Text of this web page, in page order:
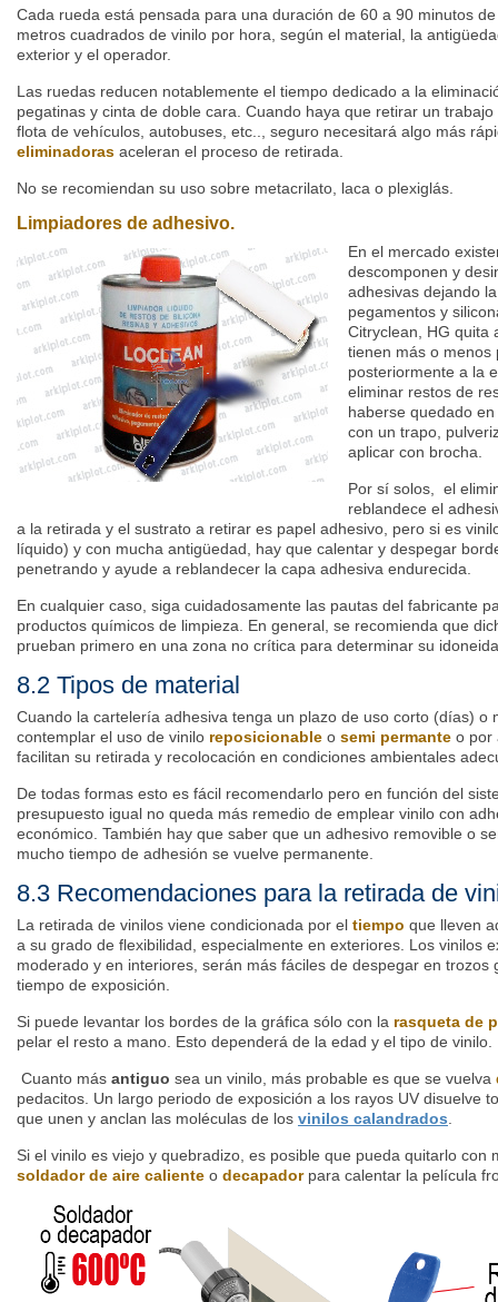
Cada rueda está pensada para una duración de 60 a 90 minutos
metros cuadrados de vinilo por hora, según el material, la
exterior y el operador.
Las ruedas reducen notablemente el tiempo dedicado a la
pegatinas y cinta de doble cara. Cuando haya que retirar un
flota de vehículos, autobuses, etc.., seguro necesitará algo más
eliminadoras aceleran el proceso de retirada.
No se recomiendan su uso sobre metacrilato, laca o plexiglás.
Limpiadores de adhesivo.
En el mercado
descomponen y
adhesivas dejando
pegamentos y
Citryclean, HG quita
tienen más o menos
posteriormente a la
eliminar restos de
haberse quedado
con un trapo,
aplicar con brocha.
Por sí solos, el
reblandece el
a la retirada y el sustrato a retirar es papel adhesivo, pero si es
líquido) y con mucha antigüedad, hay que calentar y despegar
penetrando y ayude a reblandecer la capa adhesiva endurecida.
En cualquier caso, siga cuidadosamente las pautas del fabricante
productos químicos de limpieza. En general, se recomienda que
prueban primero en una zona no crítica para determinar su
8.2 Tipos de material
Cuando la cartelería adhesiva tenga un plazo de uso corto (días) o
contemplar el uso de vinilo reposicionable o semi permante o por
facilitan su retirada y recolocación en condiciones ambientales
De todas formas esto es fácil recomendarlo pero en función del
presupuesto igual no queda más remedio de emplear vinilo con
económico. También hay que saber que un adhesivo removible o
mucho tiempo de adhesión se vuelve permanente.
8.3 Recomendaciones para la retirada de
La retirada de vinilos viene condicionada por el tiempo que lleven
a su grado de flexibilidad, especialmente en exteriores. Los vinilos
moderado y en interiores, serán más fáciles de despegar en trozos
tiempo de exposición.
Si puede levantar los bordes de la gráfica sólo con la rasqueta de
pelar el resto a mano. Esto dependerá de la edad y el tipo de vinilo.
Cuanto más antiguo sea un vinilo, más probable es que se vuelva
pedacitos. Un largo periodo de exposición a los rayos UV disuelve
que unen y anclan las moléculas de los vinilos calandrados.
Si el vinilo es viejo y quebradizo, es posible que pueda quitarlo con
soldador de aire caliente o decapadorpara calentar la película